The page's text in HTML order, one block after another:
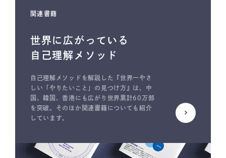
関連書籍
世界に広がっている
自己理解メソッド
自己理解メソッドを解説した『世界一やさ
しい「やりたいこと」の見つけ方』は、中
国、韓国、香港にも広がり世界累計60万部
を突破。そのほか関連書籍についても紹介
しています。